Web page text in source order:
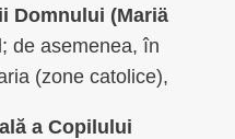
Domnului (Mariä
de asemenea, în
(zone catolice),
a Copilului